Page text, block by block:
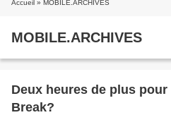
Accueil » MOBILE.ARCHIVES
MOBILE.ARCHIVES
Deux heures de plus
Break?